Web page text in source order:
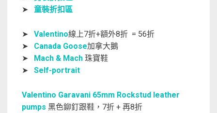
➤ 童裝折扣區
➤ Valentino線上7折+額外8折 = 56折
➤ Canada Goose加拿大鵝
➤
Mach & Mach 珠寶鞋
➤ Self-portrait
Valentino Garavani 65mm Rockstud leather
pumps 黑色鉚釘跟鞋，7折 + 再8折